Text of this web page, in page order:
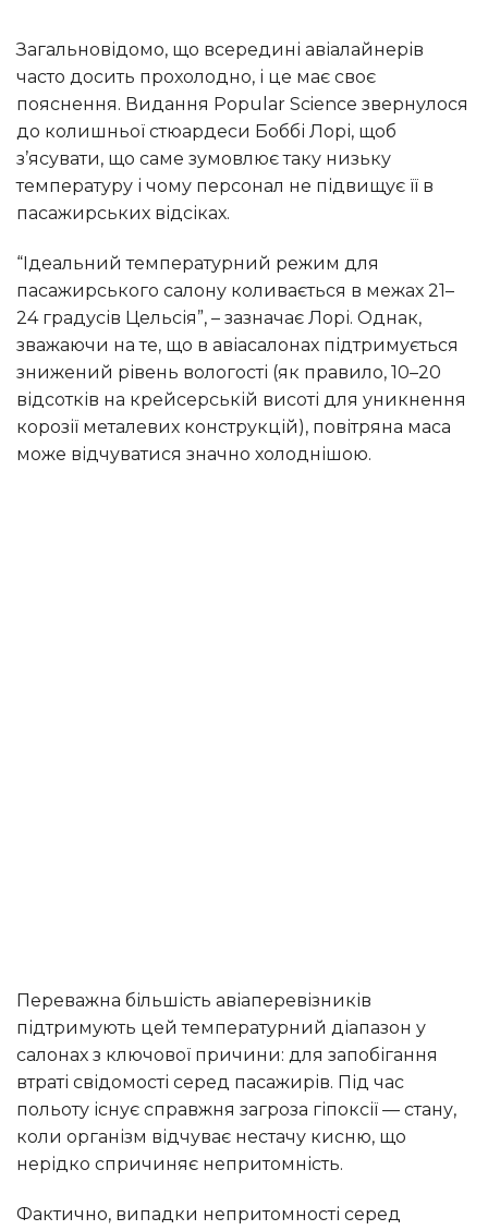
Загальновідомо, що всередині авіалайнерів
часто досить прохолодно, і це має своє
пояснення. Видання Popular Science звернулося
до колишньої стюардеси Боббі Лорі, щоб
з’ясувати, що саме зумовлює таку низьку
температуру і чому персонал не підвищує її в
пасажирських відсіках.
“Ідеальний температурний режим для
пасажирського салону коливається в межах 21–
24 градусів Цельсія”, – зазначає Лорі. Однак,
зважаючи на те, що в авіасалонах підтримується
знижений рівень вологості (як правило, 10–20
відсотків на крейсерській висоті для уникнення
корозії металевих конструкцій), повітряна маса
може відчуватися значно холоднішою.
Переважна більшість авіаперевізників
підтримують цей температурний діапазон у
салонах з ключової причини: для запобігання
втраті свідомості серед пасажирів. Під час
польоту існує справжня загроза гіпоксії — стану,
коли організм відчуває нестачу кисню, що
нерідко спричиняє непритомність.
Фактично, випадки непритомності серед